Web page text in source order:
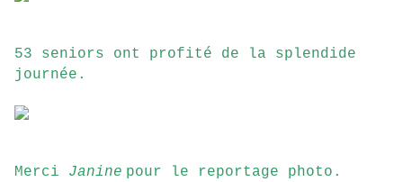
53 seniors ont profité de la splendide
journée.
Merci Janine pour le reportage photo.